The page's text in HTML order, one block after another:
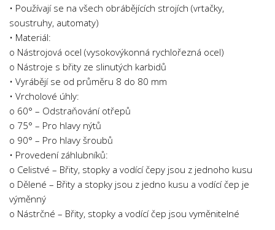
Zdravotnictví
Zeměpis
Novinky
• Používají se na všech obrábějících strojích (vrtačky,
soustruhy, automaty)
• Materiál:
o Nástrojová ocel (vysokovýkonná rychlořezná ocel)
o Nástroje s břity ze slinutých karbidů
• Vyrábějí se od průměru 8 do 80 mm
• Vrcholové úhly:
o 60° – Odstraňování otřepů
o 75° – Pro hlavy nýtů
o 90° – Pro hlavy šroubů
• Provedení záhlubníků:
o Celistvé – Břity, stopky a vodící čepy jsou z jednoho kusu
o Dělené – Břity a stopky jsou z jedno kusu a vodící čep je
výměnný
o Nástrčné – Břity, stopky a vodící čep jsou vyměnitelné